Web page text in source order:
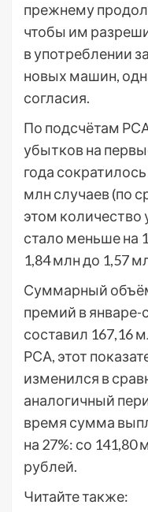
прежнему
чтобы им
в употреблении
новых машин,
согласия.
По подсчётам
убытков на
года
млн случаев (по
этом количество
стало меньше на
1,84 млн до 1,57
Суммарный
премий в январе-
составил 167,16
РСА, этот
изменился в
аналогичный
время сумма
на 27%: со
рублей.
Читайте также: